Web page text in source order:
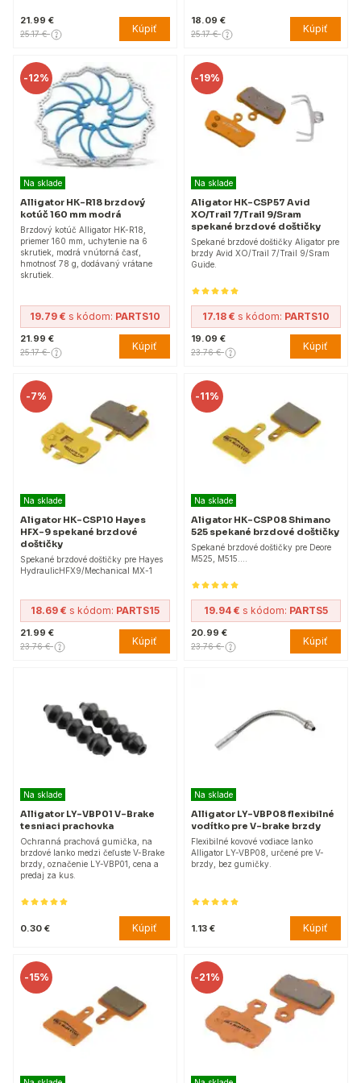
21.99 €
25.17 € Kúpiť
18.09 €
25.17 € Kúpiť
-12%
Na sklade
Alligator HK-R18 brzdový
kotúč 160 mm modrá
Brzdový kotúč Alligator HK-R18,
priemer 160 mm, uchytenie na 6
skrutiek, modrá vnútorná časť,
hmotnosť 78 g, dodávaný vrátane
skrutiek.
19.79 € s kódom: PARTS10
21.99 €
25.17 € Kúpiť
-19%
Na sklade
Aligator HK-CSP57 Avid
XO/Trail 7/Trail 9/Sram
spekané brzdové doštičky
Spekané brzdové doštičky Aligator pre
brzdy Avid XO/Trail 7/Trail 9/Sram
Guide.
17.18 € s kódom: PARTS10
19.09 €
23.76 € Kúpiť
-7%
Na sklade
Aligator HK-CSP10 Hayes
HFX-9 spekané brzdové
doštičky
Spekané brzdové doštičky pre Hayes
HydraulicHFX9/Mechanical MX-1
18.69 € s kódom: PARTS15
21.99 €
23.76 € Kúpiť
-11%
Na sklade
Aligator HK-CSP08 Shimano
525 spekané brzdové doštičky
Spekané brzdové doštičky pre Deore
M525, M515....
19.94 € s kódom: PARTS5
20.99 €
23.76 € Kúpiť
Na sklade
Alligator LY-VBP01 V-Brake
tesniaci prachovka
Ochranná prachová gumička, na
brzdové lanko medzi čeľuste V-Brake
brzdy, označenie LY-VBP01, cena a
predaj za kus.
0.30 € Kúpiť
Na sklade
Alligator LY-VBP08 flexibilné
vodítko pre V-brake brzdy
Flexibilné kovové vodiace lanko
Alligator LY-VBP08, určené pre V-
brzdy, bez gumičky.
1.13 € Kúpiť
-15% -21%